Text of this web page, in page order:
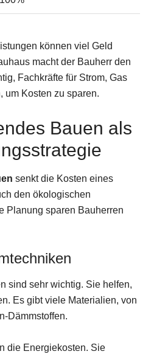
können viel Geld
macht der Bauherr den
Fachkräfte für Strom, Gas
um Kosten zu sparen.
Bauen als
senkt die Kosten eines
den ökologischen
Planung sparen Bauherren
sind sehr wichtig. Sie helfen,
Es gibt viele Materialien, von
Dämmstoffen.
die Energiekosten. Sie